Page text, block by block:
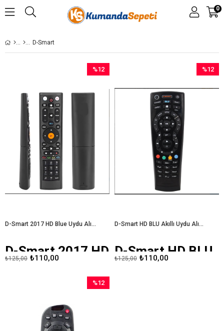
0
D-Smart
D-Smart 2017 HD Blue Uydu Alıcı Kumandası
D-Smart 2017 HD
Blue Uydu Alıcı
₺110,00
₺125,00
%12
%12İndirim
D-Smart HD BLU Akıllı Uydu Alıcı Kumandası
D-Smart HD BLU
Akıllı Uydu Alıcı
₺110,00
₺125,00
%12
%12